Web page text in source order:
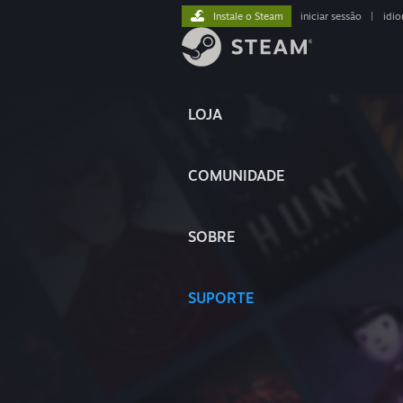
LOJA
COMUNIDADE
SOBRE
SUPORTE
Instale o Steam iniciar sessão